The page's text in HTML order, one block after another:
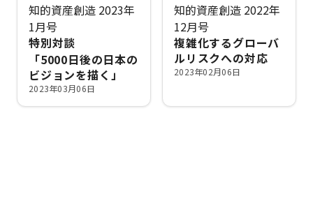
知的資産創造 2023年
1月号
特別対談
「5000日後の日本の
ビジョンを描く」
2023年03月06日
知的資産創造 2022年
12月号
複雑化するグローバ
ルリスクへの対応
2023年02月06日